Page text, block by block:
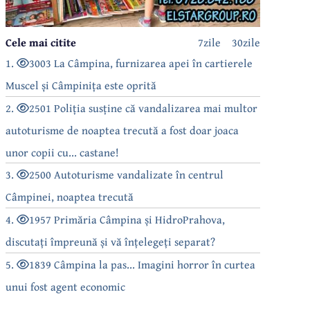
30zile
7zile
Cele mai citite
1.
3003 La Câmpina, furnizarea apei în cartierele
Muscel și Câmpinița este oprită
2.
2501 Poliția susține că vandalizarea mai multor
autoturisme de noaptea trecută a fost doar joaca
unor copii cu... castane!
3.
2500 Autoturisme vandalizate în centrul
Câmpinei, noaptea trecută
4.
1957 Primăria Câmpina și HidroPrahova,
discutați împreună și vă înțelegeți separat?
5.
1839 Câmpina la pas... Imagini horror în curtea
unui fost agent economic